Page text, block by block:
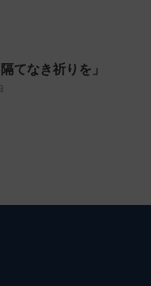
てなき祈りを」